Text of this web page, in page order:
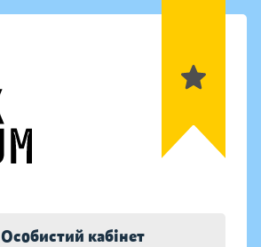
Особистий кабінет